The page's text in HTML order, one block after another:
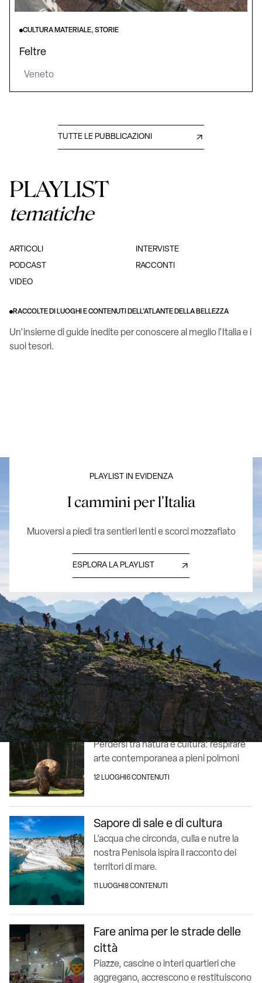
CULTURA MATERIALE, STORIE
Feltre
Veneto
TUTTE LE PUBBLICAZIONI
PLAYLIST
tematiche
ARTICOLI
PODCAST
VIDEO
INTERVISTE
RACCONTI
RACCOLTE DI LUOGHI E CONTENUTI DELL'ATLANTE DELLA BELLEZZA
Un'insieme di guide inedite per conoscere al meglio l'Italia e i
suoi tesori.
PLAYLIST IN EVIDENZA
I cammini per l'Italia
Muoversi a piedi tra sentieri lenti e scorci mozzafiato
ESPLORA LA PLAYLIST
Arte contemporanea en plein
air
Perdersi tra natura e cultura: respirare
arte contemporanea a pieni polmoni
12 LUOGHI 6 CONTENUTI
Sapore di sale e di cultura
L'acqua che circonda, culla e nutre la
nostra Penisola ispira il racconto dei
territori di mare.
11 LUOGHI 8 CONTENUTI
Fare anima per le strade delle
città
Piazze, cascine o interi quartieri che
aggregano, accrescono e restituiscono